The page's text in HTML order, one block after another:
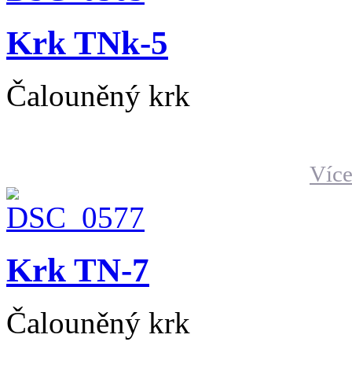
Krk TNk-5
Čalouněný krk
Krk TN-7
Čalouněný krk